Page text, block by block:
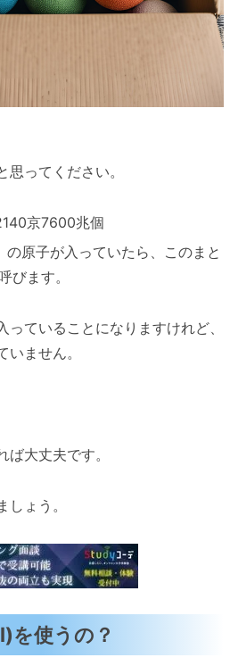
ってください。
京7600兆個
の原子が入っていたら、このまと
びます。
っていることになりますけれど、
ません。
ば大丈夫です。
ょう。
を使うの？